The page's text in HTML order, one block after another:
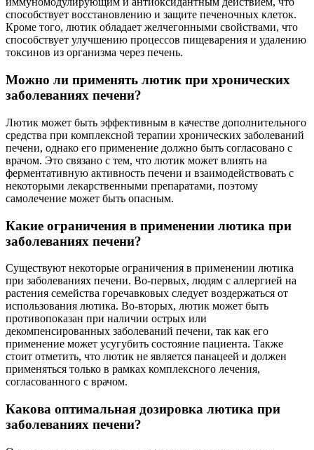
способствует восстановлению и защите печеночных клеток.
Кроме того, лютик обладает желчегонными свойствами, что
способствует улучшению процессов пищеварения и удалению
токсинов из организма через печень.
Можно ли применять лютик при хронических
заболеваниях печени?
Лютик может быть эффективным в качестве дополнительного
средства при комплексной терапии хронических заболеваний
печени, однако его применение должно быть согласовано с
врачом. Это связано с тем, что лютик может влиять на
ферментативную активность печени и взаимодействовать с
некоторыми лекарственными препаратами, поэтому
самолечение может быть опасным.
Какие ограничения в применении лютика при
заболеваниях печени?
Существуют некоторые ограничения в применении лютика
при заболеваниях печени. Во-первых, людям с аллергией на
растения семейства горечавковых следует воздержаться от
использования лютика. Во-вторых, лютик может быть
противопоказан при наличии острых или
декомпенсированных заболеваний печени, так как его
применение может усугубить состояние пациента. Также
стоит отметить, что лютик не является панацеей и должен
применяться только в рамках комплексного лечения,
согласованного с врачом.
Какова оптимальная дозировка лютика при
заболеваниях печени?